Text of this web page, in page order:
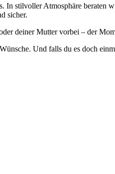
stilvoller Atmosphäre
sicher.
deiner Mutter vorbei – der
Und falls du es doch